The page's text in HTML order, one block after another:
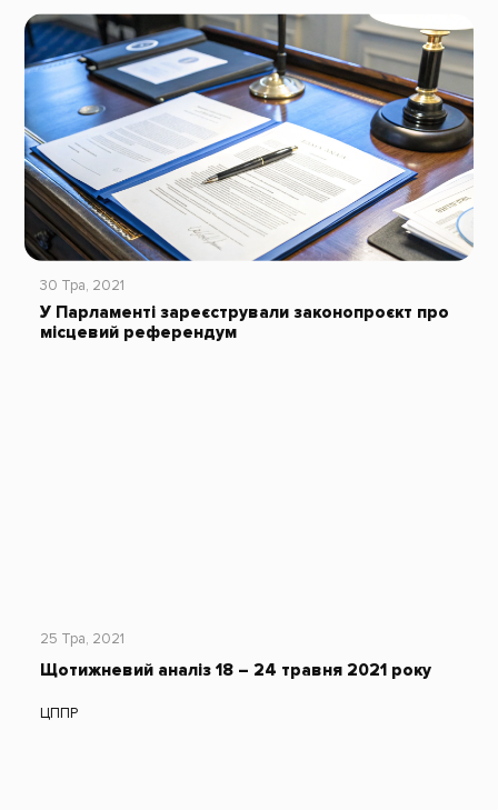
30 Тра, 2021
У Парламенті зареєстрували законопроєкт про
місцевий референдум
25 Тра, 2021
Щотижневий аналіз 18 – 24 травня 2021 року
ЦППР